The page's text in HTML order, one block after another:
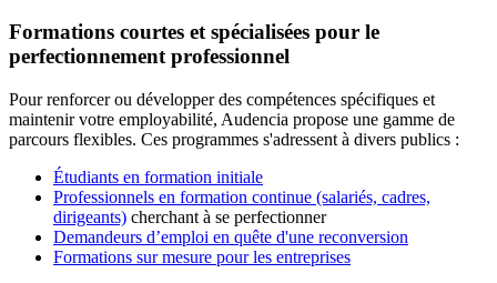
Formations courtes et spécialisées pour le
perfectionnement professionnel
Pour renforcer ou développer des compétences spécifiques et
maintenir votre employabilité, Audencia propose une gamme de
parcours flexibles. Ces programmes s'adressent à divers publics :
Étudiants en formation initiale
Professionnels en formation continue (salariés, cadres,
dirigeants) cherchant à se perfectionner
Demandeurs d’emploi en quête d'une reconversion
Formations sur mesure pour les entreprises